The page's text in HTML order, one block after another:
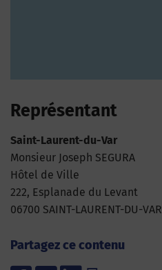
Représentant
Saint-Laurent-du-Var
Monsieur Joseph SEGURA
Hôtel de Ville
222, Esplanade du Levant
06700 SAINT-LAURENT-DU-VAR
Partagez ce contenu